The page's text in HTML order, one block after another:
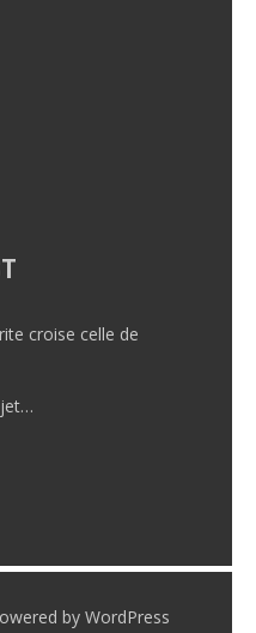
croise celle de
by WordPress